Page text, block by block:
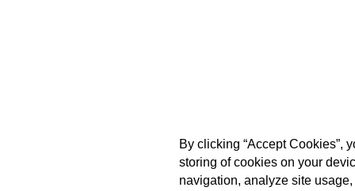
By clicking “Accept Cookies”,
storing of cookies on your
navigation, analyze site